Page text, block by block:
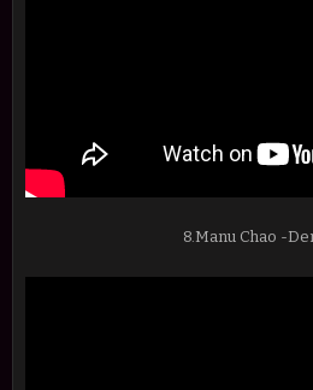
8.Manu Chao -